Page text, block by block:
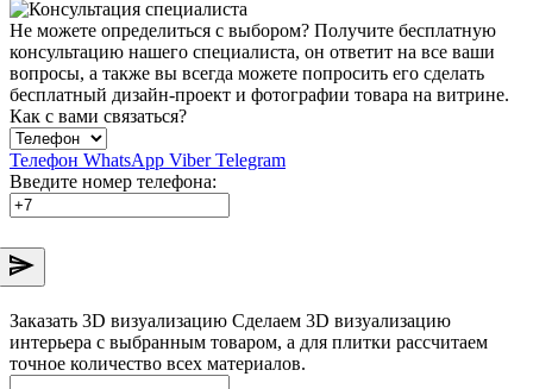
Не можете определиться с выбором? Получите бесплатную
консультацию нашего специалиста, он ответит на все ваши
вопросы, а также вы всегда можете попросить его сделать
бесплатный дизайн-проект и фотографии товара на витрине.
Как с вами связаться?
Телефон WhatsApp ViberTelegram
Введите номер телефона:
Заказать 3D визуализацию Сделаем 3D визуализацию
интерьера с выбранным товаром, а для плитки рассчитаем
точное количество всех материалов.